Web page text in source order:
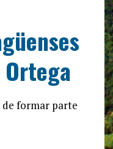
de formar parte